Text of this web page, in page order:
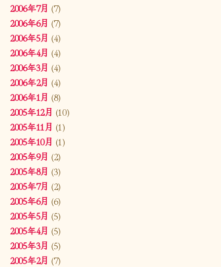
2006年7月 (7)
2006年6月 (7)
2006年5月 (4)
2006年4月 (4)
2006年3月 (4)
2006年2月 (4)
2006年1月 (8)
2005年12月 (10)
2005年11月 (1)
2005年10月 (1)
2005年9月 (2)
2005年8月 (3)
2005年7月 (2)
2005年6月 (6)
2005年5月 (5)
2005年4月 (5)
2005年3月 (5)
2005年2月 (7)